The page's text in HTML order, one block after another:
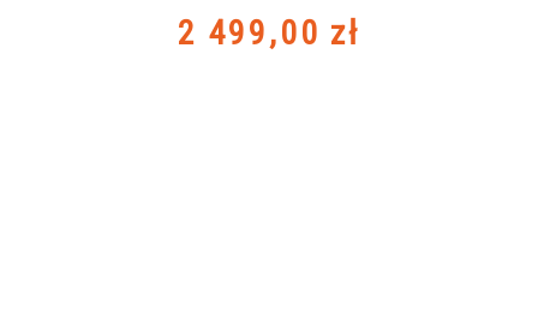
Cena
2 499,00 zł